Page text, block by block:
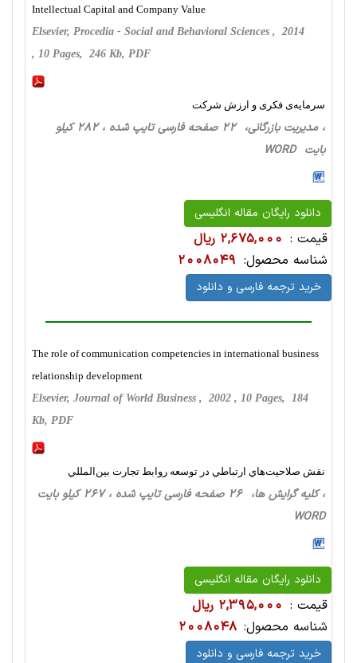
Intellectual Capital and Company Value
Elsevier, Procedia - Social and Behavioral Sciences , 2014
, 10 Pages, 246 Kb, PDF
سرمایه‌ی فکری و ارزش شرکت
، مدیریت بازرگانی، 22 صفحه فارسی تایپ شده ، 282 کیلو
بایت WORD
دانلود رایگان مقاله انگلیسی
قیمت : 2,675,000 ریال
شناسه محصول: 2008049
خرید ترجمه فارسی و دانلود
The role of communication competencies in international business
relationship development
Elsevier, Journal of World Business , 2002 , 10 Pages, 184
Kb, PDF
نقش صلاحيت‌هاي ارتباطي در توسعه روابط تجارت بين‌المللي
، کلیه گرایش ها، 26 صفحه فارسی تایپ شده ، 267 کیلو بایت
WORD
دانلود رایگان مقاله انگلیسی
قیمت : 2,395,000 ریال
شناسه محصول: 2008048
خرید ترجمه فارسی و دانلود